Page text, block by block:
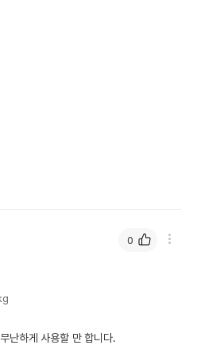
난하게 사용할 만 합니다.
0